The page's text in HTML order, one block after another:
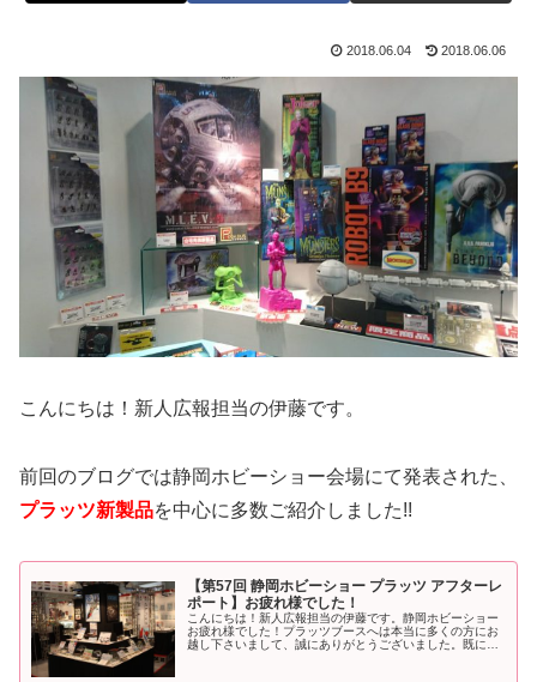
2018.06.04 2018.06.06
こんにちは！新人広報担当の伊藤です。
前回のブログでは静岡ホビーショー会場にて発表された、
プラッツ新製品を中心に多数ご紹介しました!!
【第57回 静岡ホビーショー プラッツ アフターレ
ポート】お疲れ様でした！
こんにちは！新人広報担当の伊藤です。静岡ホビーショー
お疲れ様でした！プラッツブースへは本当に多くの方にお
越し下さいまして、誠にありがとうございました。既に3